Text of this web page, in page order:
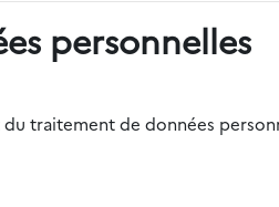
personnelles
traitement de données